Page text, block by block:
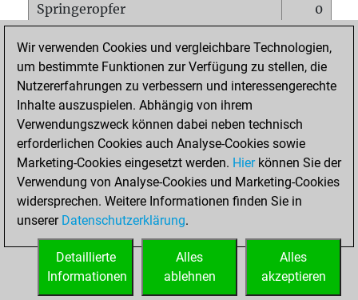
Springeropfer
0
Matt auf vollem Brett
0
Bauer setzt Matt
0
Erstickte Matts
Unterverwandlungen
Türme auf der siebten
0
STARTSEITE
Wir verwenden Cookies und vergleichbare Technologien,
um bestimmte Funktionen zur Verfügung zu stellen, die
Nutzererfahrungen zu verbessern und interessengerechte
Inhalte auszuspielen. Abhängig von ihrem
Verwendungszweck können dabei neben technisch
erforderlichen Cookies auch Analyse-Cookies sowie
Marketing-Cookies eingesetzt werden. Hierkönnen Sie der
Verwendung von Analyse-Cookies und Marketing-Cookies
widersprechen. Weitere Informationen finden Sie in
unserer Datenschutzerklärung.
Alles
akzeptieren
Alles
ablehnen
Detaillierte
Informationen